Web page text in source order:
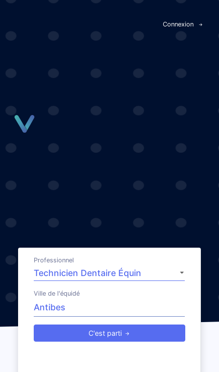
Connexion
Professionnel
Ville de l'équidé
C'est parti